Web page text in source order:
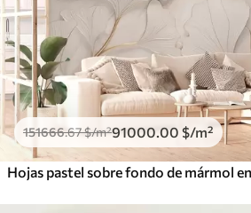
151666.67$/m²91000.00 $/m²